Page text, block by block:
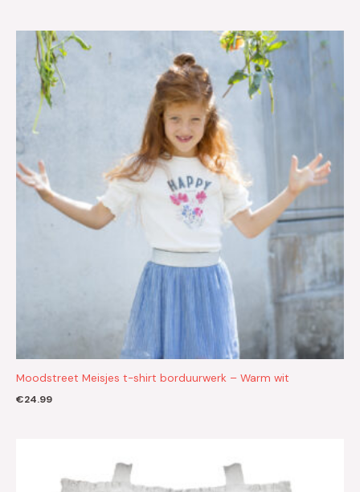
Moodstreet Meisjes t-shirt borduurwerk – Warm wit
€24.99